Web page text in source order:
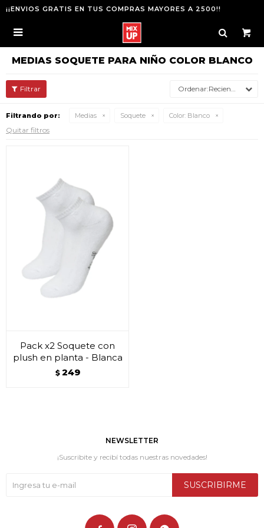
¡¡ENVIOS GRATIS EN TUS COMPRAS MAYORES A 2500!!

MEDIAS SOQUETE PARA NIÑO COLOR BLANCO
Recientes
Filtrando por: Medias Soquete Color: Blanco
Quitar filtros
Pack x2 Soquete con
plush en planta - Blanca
$ 249
NEWSLETTER
¡Suscribite y recibí todas nuestras novedades!
SUSCRIBIRME